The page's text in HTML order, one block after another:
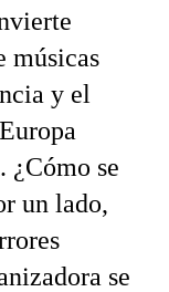
músicas
y el
¿Cómo se
un lado,
se